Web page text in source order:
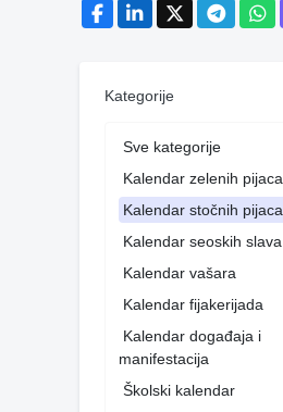
Kategorije
Sve kategorije
Kalendar zelenih pijaca
Kalendar stočnih pijaca
Kalendar seoskih slava
Kalendar vašara
Kalendar fijakerijada
Kalendar događaja i
manifestacija
Školski kalendar